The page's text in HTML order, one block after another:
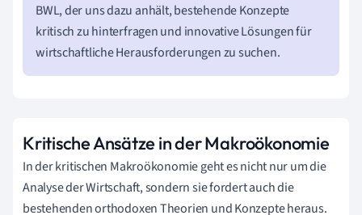
BWL, der uns dazu anhält, bestehende Konzepte
kritisch zu hinterfragen und innovative Lösungen für
wirtschaftliche Herausforderungen zu suchen.
Kritische Ansätze in der Makroökonomie
In der kritischen Makroökonomie geht es nicht nur um die
Analyse der Wirtschaft, sondern sie fordert auch die
bestehenden orthodoxen Theorien und Konzepte heraus.